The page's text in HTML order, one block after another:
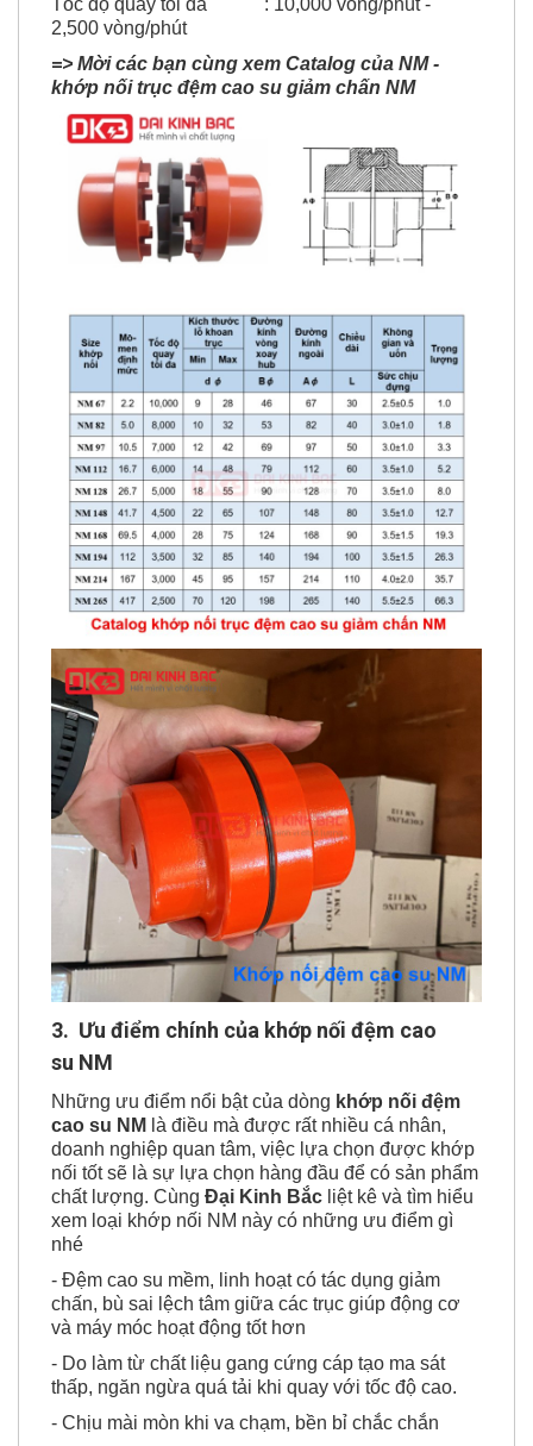
Tốc độ quay tối đa : 10,000 vòng/phút -
2,500 vòng/phút
=> Mời các bạn cùng xem Catalog của NM -
khớp nối trục đệm cao su giảm chấn NM
3. Ưu điểm chính của khớp nối đệm cao
su NM
Những ưu điểm nổi bật của dòng khớp nối đệm
cao su NM là điều mà được rất nhiều cá nhân,
doanh nghiệp quan tâm, việc lựa chọn được khớp
nối tốt sẽ là sự lựa chọn hàng đầu để có sản phẩm
chất lượng. Cùng Đại Kinh Bắc liệt kê và tìm hiểu
xem loại khớp nối NM này có những ưu điểm gì
nhé
- Đệm cao su mềm, linh hoạt có tác dụng giảm
chấn, bù sai lệch tâm giữa các trục giúp động cơ
và máy móc hoạt động tốt hơn
- Do làm từ chất liệu gang cứng cáp tạo ma sát
thấp, ngăn ngừa quá tải khi quay với tốc độ cao.
- Chịu mài mòn khi va chạm, bền bỉ chắc chắn